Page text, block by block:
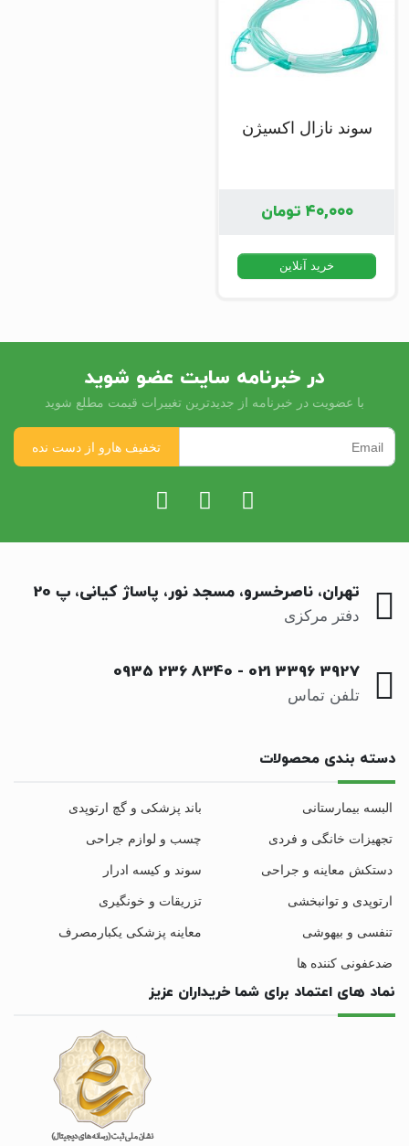
سوند نازال اکسیژن
۴۰,۰۰۰ تومان
خرید آنلاین
در خبرنامه سایت عضو شوید
با عضویت در خبرنامه از جدیدترین تغییرات قیمت مطلع شوید
تهران، ناصرخسرو، مسجد نور، پاساژ کیانی، پ 20
دفتر مرکزی
021 3396 3927
-
0935 236 8340
تلفن تماس
دسته بندی محصولات
البسه بیمارستانی باند پزشکی و گچ ارتوپدی
تجهیزات خانگی و فردی چسب و لوازم جراحی
دستکش معاینه و جراحی سوند و کیسه ادرار
ارتوپدی و توانبخشی تزریقات و خونگیری
تنفسی و بیهوشی معاینه پزشکی یکبارمصرف
ضدعفونی کننده ها
نماد های اعتماد برای شما خریداران عزیز